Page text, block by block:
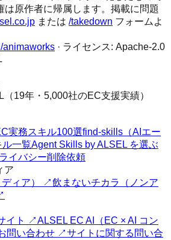
は原作者に帰属します。掲載に問題
または /takedown フォームよ
animaworks · ライセンス: Apache-2.0
19年・5,000社のEC支援実績）
実務スキル100選find-skills（AIエー
一覧Agent Skills by ALSEL を選ぶ
イバシー削除依頼
ア
ディア） ↗飲まないチカラ（ノンア
イト ↗ALSEL EC AI（EC × AI コン
問い合わせ ↗サイトに関する問い合